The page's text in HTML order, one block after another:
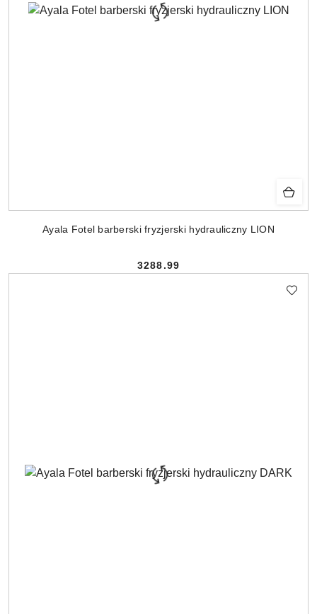
Ayala Fotel barberski fryzjerski hydrauliczny LION
Cena:
3288.99